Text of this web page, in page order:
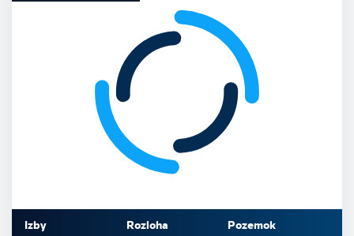
Izby Rozloha Pozemok